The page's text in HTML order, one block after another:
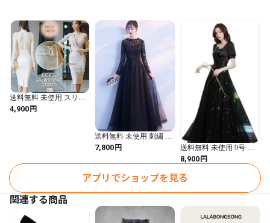
送料無料 未使用 スリム
スリット フォーマル ワ
ンピ－ス 9号 M
4,900円
送料無料 未使用 刺繍 サ
テン チュ－ル 豪華 ドレ
ス M [OPN2550]
7,800円
送料無料 未使用 9号 M
チュ－ル サテン シック
豪華 ドレス [OPN1225]
8,900円
アプリでショップを見る
関連する商品